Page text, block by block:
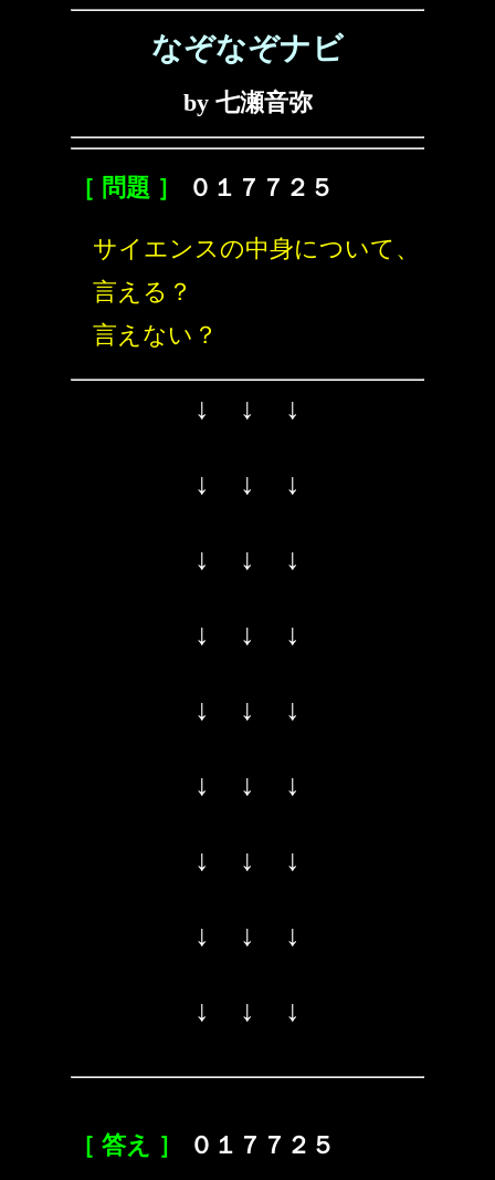
なぞなぞナビ
by 七瀬音弥
［ 問題 ］ ０１７７２５
サイエンスの中身について、
言える？
言えない？
↓ ↓ ↓
↓ ↓ ↓
↓ ↓ ↓
↓ ↓ ↓
↓ ↓ ↓
↓ ↓ ↓
↓ ↓ ↓
↓ ↓ ↓
↓ ↓ ↓
［ 答え ］ ０１７７２５